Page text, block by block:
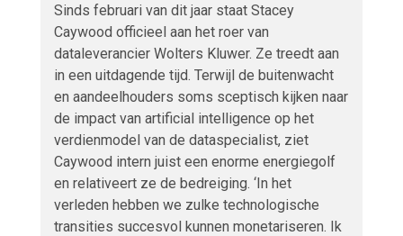
Sinds februari van dit jaar staat Stacey
Caywood officieel aan het roer van
dataleverancier Wolters Kluwer. Ze treedt aan
in een uitdagende tijd. Terwijl de buitenwacht
en aandeelhouders soms sceptisch kijken naar
de impact van artificial intelligence op het
verdienmodel van de dataspecialist, ziet
Caywood intern juist een enorme energiegolf
en relativeert ze de bedreiging. ‘In het
verleden hebben we zulke technologische
transities succesvol kunnen monetariseren. Ik